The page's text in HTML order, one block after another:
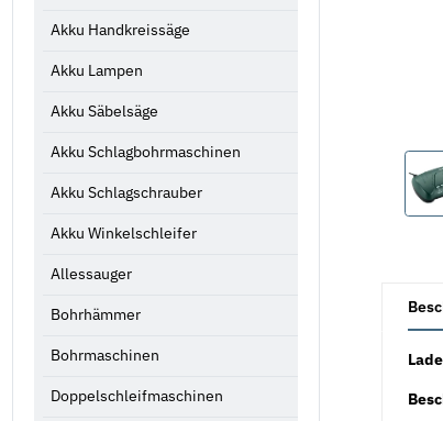
Akku Handkreissäge
Akku Lampen
Akku Säbelsäge
Akku Schlagbohrmaschinen
Akku Schlagschrauber
Akku Winkelschleifer
Allessauger
Bohrhämmer
Bohrmaschinen
Doppelschleifmaschinen